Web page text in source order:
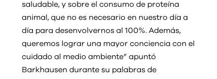
saludable, y sobre el consumo de proteína
animal, que no es necesario en nuestro día a
día para desenvolvernos al 100%. Además,
queremos lograr una mayor conciencia con el
cuidado al medio ambiente” apuntó
Barkhausen durante su palabras de